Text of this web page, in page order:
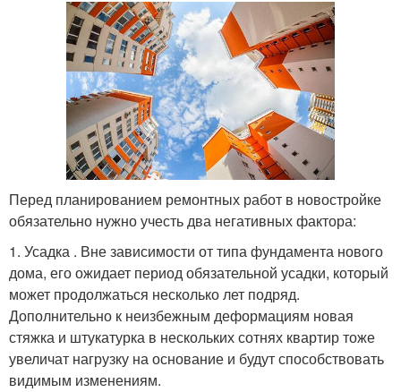
Перед планированием ремонтных работ в новостройке
обязательно нужно учесть два негативных фактора:
1. Усадка . Вне зависимости от типа фундамента нового
дома, его ожидает период обязательной усадки, который
может продолжаться несколько лет подряд.
Дополнительно к неизбежным деформациям новая
стяжка и штукатурка в нескольких сотнях квартир тоже
увеличат нагрузку на основание и будут способствовать
видимым изменениям.